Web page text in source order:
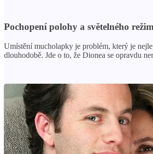
Pochopení polohy a světelného
Umístění mucholapky je problém, který je
dlouhodobě. Jde o to, že Dionea se opravdu